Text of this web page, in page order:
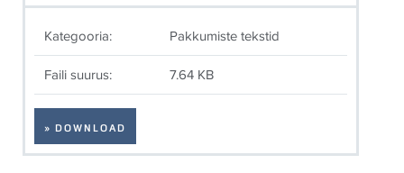
Kategooria: Pakkumiste tekstid
Faili suurus: 7.64 KB
» DOWNLOAD